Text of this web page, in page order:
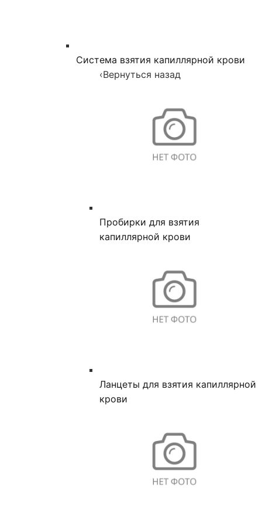
Система взятия капиллярной крови
‹Вернуться назад
Пробирки для взятия
капиллярной крови
Ланцеты для взятия капиллярной
крови